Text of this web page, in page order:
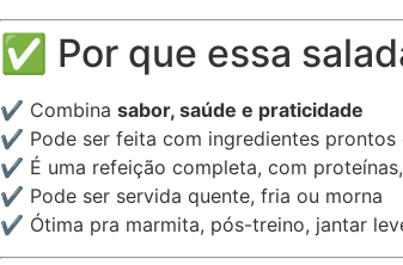
✅ Por que essa
✔ Combina sabor, saúde e praticidade
✔ Pode ser feita com ingredientes prontos
✔ É uma refeição completa, com
✔ Pode ser servida quente, fria ou morna
✔ Ótima pra marmita, pós-treino, jantar